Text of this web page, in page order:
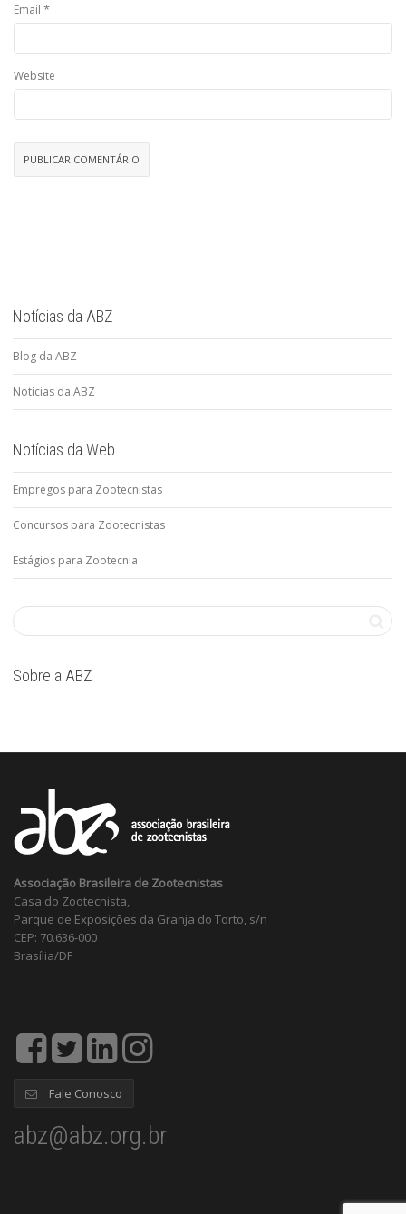
Email *
Website
Notícias da ABZ
Blog da ABZ
Notícias da ABZ
Notícias da Web
Empregos para Zootecnistas
Concursos para Zootecnistas
Estágios para Zootecnia
Sobre a ABZ
Associação Brasileira de Zootecnistas
Casa do Zootecnista,
Parque de Exposições da Granja do Torto, s/n
CEP: 70.636-000
Brasília/DF
Fale Conosco
abz@abz.org.br